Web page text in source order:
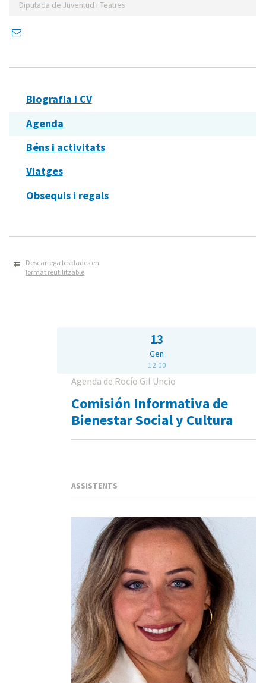
Diputada de Juventud i Teatres
Biografia i CV
Agenda
Béns i activitats
Viatges
Obsequis i regals
Descarrega les dades en
format reutilitzable
13
Gen
12:00
Agenda de Rocío Gil Uncio
Comisión Informativa de
Bienestar Social y Cultura
ASSISTENTS